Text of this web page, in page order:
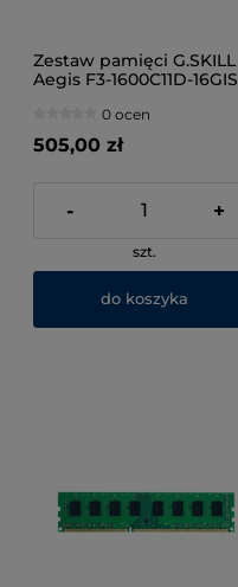
Zestaw pamięci G.SKILL
Aegis F3-1600C11D-16GIS
1600 MHz; CL11)
0 ocen
505,00 zł
- +
szt.
do koszyka